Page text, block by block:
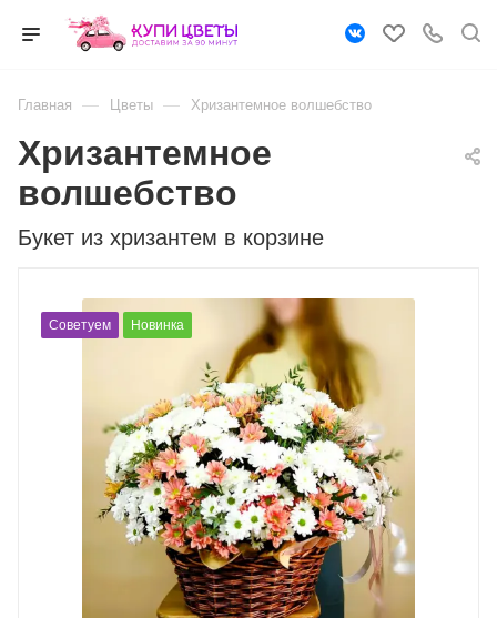
Главная — Цветы — Хризантемное волшебство
Букет из хризантем в корзине
Хризантемное
волшебство
Советуем Новинка